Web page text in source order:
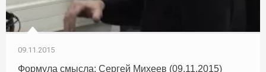
09.11.2015
Формула смысла: Сергей Михеев (09.11.2015)